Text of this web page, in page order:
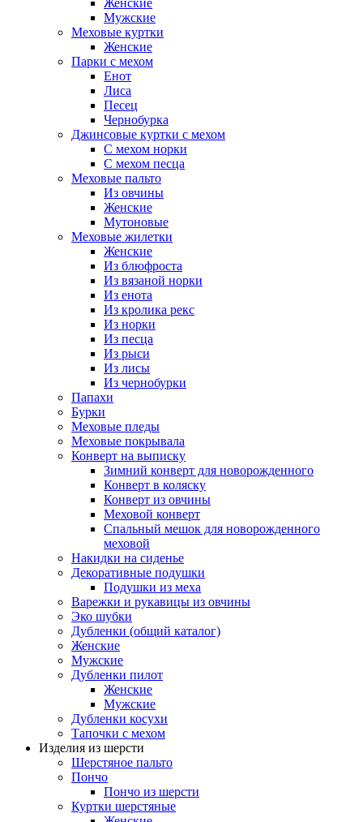
Женские
Мужские
Меховые куртки
Женские
Парки с мехом
Енот
Лиса
Песец
Чернобурка
Джинсовые куртки с мехом
С мехом норки
С мехом песца
Меховые пальто
Из овчины
Женские
Мутоновые
Меховые жилетки
Женские
Из блюфроста
Из вязаной норки
Из енота
Из кролика рекс
Из норки
Из песца
Из рыси
Из лисы
Из чернобурки
Папахи
Бурки
Меховые пледы
Меховые покрывала
Конверт на выписку
Зимний конверт для новорожденного
Конверт в коляску
Конверт из овчины
Меховой конверт
Спальный мешок для новорожденного
меховой
Накидки на сиденье
Декоративные подушки
Подушки из меха
Варежки и рукавицы из овчины
Эко шубки
Дубленки (общий каталог)
Женские
Мужские
Дубленки пилот
Женские
Мужские
Дубленки косухи
Тапочки с мехом
Изделия из шерсти
Шерстяное пальто
Пончо
Пончо из шерсти
Куртки шерстяные